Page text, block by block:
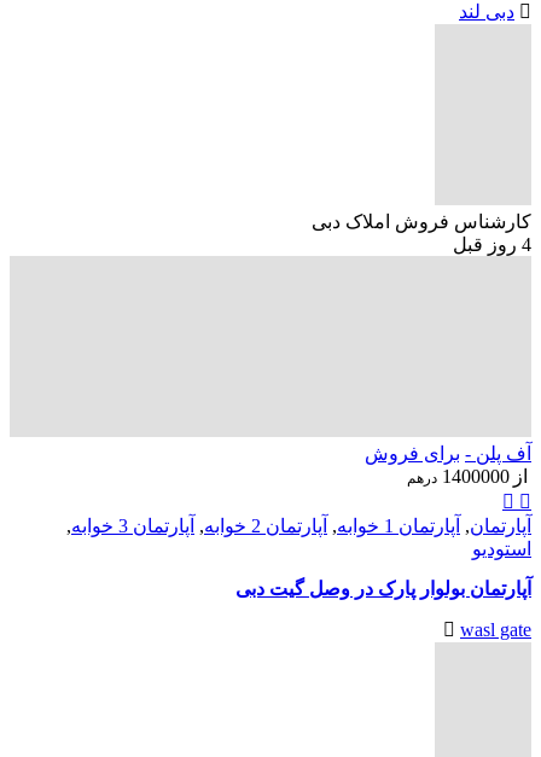
دبی لند
کارشناس فروش املاک دبی
4 روز قبل
آف پلن - برای فروش
از 1400000 درهم
آپارتمان, آپارتمان 1 خوابه , آپارتمان 2 خوابه , آپارتمان 3 خوابه
,
استودیو
آپارتمان بولوار پارک در وصل گیت دبی
wasl gate